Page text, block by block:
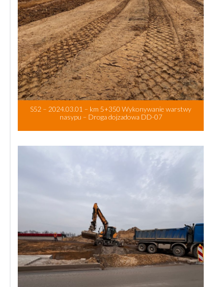
S52 – 2024.03.01 – km 5+350 Wykonywanie warstwy
nasypu – Droga dojzadowa DD-07